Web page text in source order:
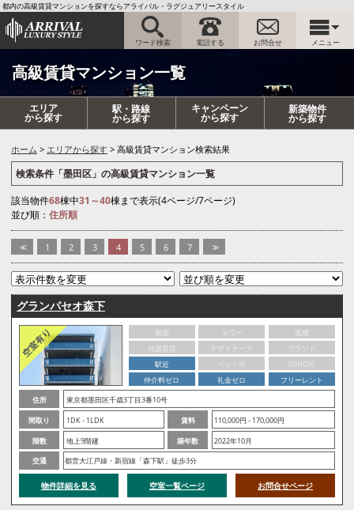
都内の高級賃貸マンションを探すならアライバル・ラグジュアリースタイル
ワード検索 電話する お問合せ メニュー
高級賃貸マンション一覧
エリア
から探す
駅・路線
から探す
キャンペーン
から探す
新築物件
から探す
ホーム エリアから探す 高級賃貸マンション検索結果
検索条件「墨田区」の高級賃貸マンション一覧
該当物件68棟中31～40棟まで表示(4ページ/7ページ)
並び順： 住所順
<< 1 2 3 4 5 6 7 >>
グランパセオ森下
新築 タワー
低層
分譲賃貸
デザイナーズ
ブランド
駅近
ペット可
SOHO可
仲介料ゼロ
礼金ゼロ
フリーレント
住所
東京都墨田区千歳3丁目3番10号
間取り
1DK - 1LDK 賃料
110,000円 - 170,000円
階数
地上9階建 築年数
2022年10月
交通
都営大江戸線・新宿線「森下駅」徒歩3分
物件詳細を見る 空室一覧ページ お問合せページ